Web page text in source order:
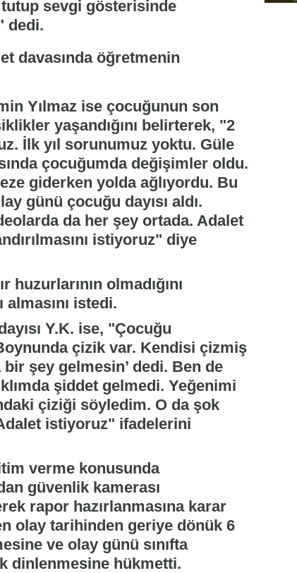
tutup sevgi gösterisinde
dedi.
Yılmaz ise çocuğunun son
yaşandığını belirterek, "2
İlk yıl sorunumuz yoktu. Güle
çocuğumda değişimler oldu.
giderken yolda ağlıyordu. Bu
günü çocuğu dayısı aldı.
da her şey ortada. Adalet
istiyoruz" diye
olmadığını
almasını istedi.
Y.K. ise, "Çocuğu
çizik var. Kendisi çizmiş
bir şey gelmesin’ dedi. Ben de
şiddet gelmedi. Yeğenimi
çiziği söyledim. O da şok
istiyoruz" ifadelerini
verme konusunda
güvenlik kamerası
rapor hazırlanmasına karar
olay tarihinden geriye dönük 6
ve olay günü sınıfta
dinlenmesine hükmetti.